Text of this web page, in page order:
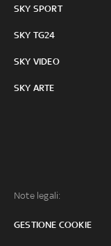
SKY SPORT
SKY TG24
SKY VIDEO
SKY ARTE
Note legali:
GESTIONE COOKIE